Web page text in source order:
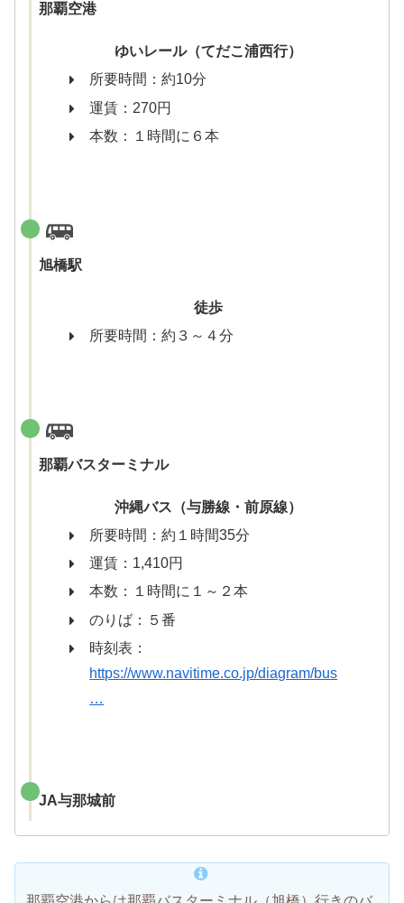
那覇空港
ゆいレール（てだこ浦西行）
所要時間：約10分
運賃：270円
本数：１時間に６本
旭橋駅
徒歩
所要時間：約３～４分
那覇バスターミナル
沖縄バス（与勝線・前原線）
所要時間：約１時間35分
運賃：1,410円
本数：１時間に１～２本
のりば：５番
時刻表：
https://www.navitime.co.jp/diagram/bus
…
JA与那城前